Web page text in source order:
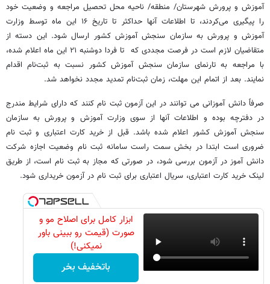
آموزش و پرورش شهرستان/ منطقه/ ناحیه محل تحصیل مراجعه و وضعیت خود
را پیگیری می‌کردند، تا اطلاعات آنها حداکثر تا تاریخ ۱۶ این ماه توسط وزارت
آموزش و پرورش به سازمان سنجش آموزش کشور ارسال شود. این دسته از
متقاضیان لازم است در فرصت مجددی که تا فردا دوشنبه ۲۱ این ماه اعلام شده،
با مراجعه به تارنمای سازمان سنجش آموزش کشور نسبت به ثبت‌نام اقدام
نمایند. بعد از اتمام این مهلت، زمان ثبت‌نام تمدید مجدد نخواهد شد.
صرفاً دانش آموزانی می توانند در این آزمون ثبت نام کنند که دارای شرایط مندرج
در دفترچه بوده و اطلاعات آنها از سوی وزارت آموزش و پرورش به سازمان
سنجش آموزش کشور اعلام شده باشد. قبل از خرید کارت اعتباری و ثبت نام
ضروری است ابتدا در بخش سمت راست سامانه ثبت نام وضعیت اجازه شرکت
دانش آموز در آزمون بررسی شود، در صورتی که مجاز به ثبت نام است، از طریق
لینک خرید کارت اعتباری، سریال اعتباری برای ثبت نام در آزمون خریداری شود.
ابزار کامل برای اصلاح مو و
صورت (قیمت رو ببینی باور
نمیکنی!)
باتخفیف بخر